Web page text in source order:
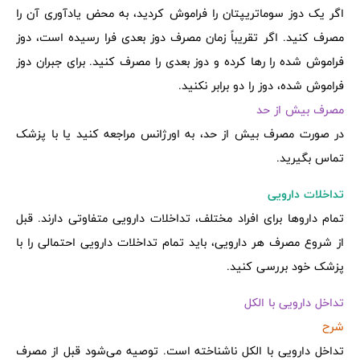
اگر یک دوز سوماتریپتان را فراموش کردید، به محض یادآوری آن را
مصرف کنید. اگر تقریباً زمان مصرف دوز بعدی فرا رسیده است، دوز
فراموش شده را رها کرده و دوز بعدی را مصرف کنید. برای جبران دوز
فراموش شده، دوز را دو برابر نکنید.
مصرف بیش از حد
در صورت مصرف بیش از حد، به اورژانس مراجعه کنید یا با پزشک
تماس بگیرید.
تداخلات دارویی
تمام داروها برای افراد مختلف، تداخلات دارویی متفاوتی دارند. قبل
از شروع مصرف هر دارویی، باید تمام تداخلات دارویی احتمالی را با
پزشک خود بررسی کنید.
تداخل دارویی با الکل
شرح
تداخل دارویی با الکل ناشناخته است. توصیه می‌شود قبل از مصرف